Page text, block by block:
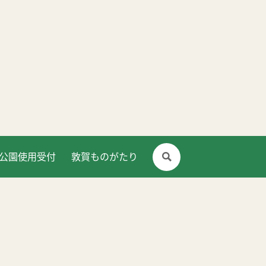
公園使用受付 敦賀ものがたり